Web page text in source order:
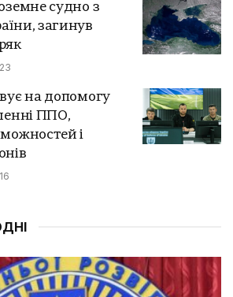
судно з
загинув
на допомогу
ППО,
і